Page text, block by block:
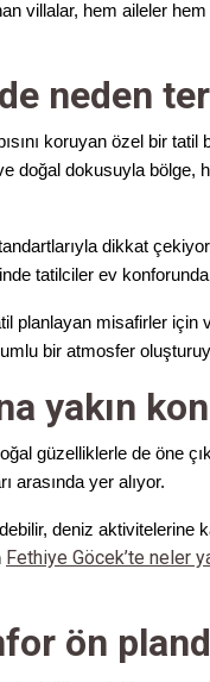
villalar, hem aileler
neden
koruyan özel bir
doğal dokusuyla bölge,
dikkat
tatilciler ev
planlayan misafirler için
bir atmosfer
yakın
güzelliklerle de öne
arasında yer alıyor.
deniz aktivitelerine
Fethiye Göcek’te neler
ön